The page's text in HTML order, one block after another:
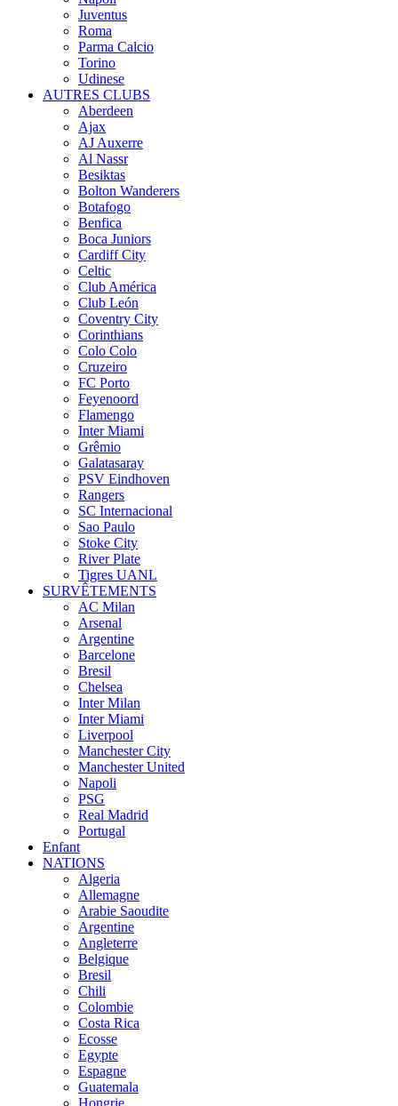
Juventus
Roma
Parma Calcio
Torino
Udinese
AUTRES CLUBS
Aberdeen
Ajax
AJ Auxerre
Al Nassr
Besiktas
Bolton Wanderers
Botafogo
Benfica
Boca Juniors
Cardiff City
Celtic
Club América
Club León
Coventry City
Corinthians
Colo Colo
Cruzeiro
FC Porto
Feyenoord
Flamengo
Inter Miami
Grêmio
Galatasaray
PSV Eindhoven
Rangers
SC Internacional
Sao Paulo
Stoke City
River Plate
Tigres UANL
SURVÊTEMENTS
AC Milan
Arsenal
Argentine
Barcelone
Bresil
Chelsea
Inter Milan
Inter Miami
Liverpool
Manchester City
Manchester United
Napoli
PSG
Real Madrid
Portugal
Enfant
NATIONS
Algeria
Allemagne
Arabie Saoudite
Argentine
Angleterre
Belgique
Bresil
Chili
Colombie
Costa Rica
Ecosse
Egypte
Espagne
Guatemala